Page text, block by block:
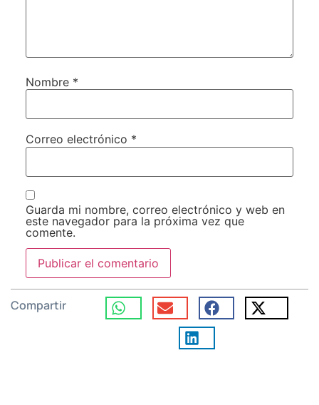
Nombre *
Correo electrónico *
Guarda mi nombre, correo electrónico y web en
este navegador para la próxima vez que
comente.
Compartir